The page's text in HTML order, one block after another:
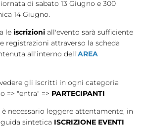
di sabato 13 Giugno e 300
14 Giugno.
le iscrizioni all'evento sarà sufficiente
registrazioni attraverso la scheda
all'interno dell'AREA
gli iscritti in ogni categoria
=> "entra" => PARTECIPANTI
necessario leggere attentamente, in
sintetica ISCRIZIONE EVENTI